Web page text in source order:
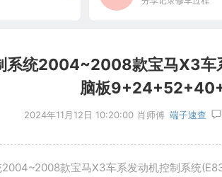
系统2004~2008款宝马X3
脑板
2024年11月12日 10:20:00 肖师傅 端子速查
款宝马X3车系发动机控制系统